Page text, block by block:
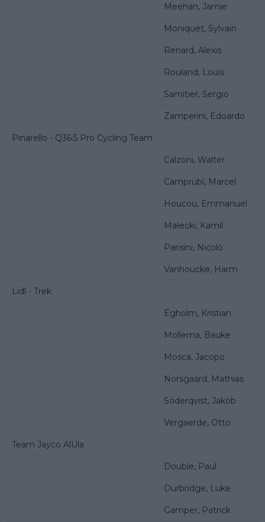
Meehan, Jamie
Moniquet, Sylvain
Renard, Alexis
Rouland, Louis
Samitier, Sergio
Zamperini, Edoardo
Pinarello - Q36.5 Pro Cycling Team
Calzoni, Walter
Camprubí, Marcel
Houcou, Emmanuel
Małecki, Kamil
Parisini, Nicolò
Vanhoucke, Harm
Lidl - Trek
Egholm, Kristian
Mollema, Bauke
Mosca, Jacopo
Norsgaard, Mathias
Söderqvist, Jakob
Vergaerde, Otto
Team Jayco AlUla
Double, Paul
Durbridge, Luke
Gamper, Patrick